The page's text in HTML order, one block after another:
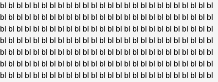
bl bl bl bl bl bl bl bl bl bl bl bl bl bl bl bl bl bl bl bl bl bl bl bl bl bl
bl bl bl bl bl bl bl bl bl bl bl bl bl bl bl bl bl bl bl bl bl bl bl bl bl bl
bl bl bl bl bl bl bl bl bl bl bl bl bl bl bl bl bl bl bl bl bl bl bl bl bl bl
bl bl bl bl bl bl bl bl bl bl bl bl bl bl bl bl bl bl bl bl bl bl bl bl bl bl
bl bl bl bl bl bl bl bl bl bl bl bl bl bl bl bl bl bl bl bl bl bl bl bl bl bl
bl bl bl bl bl bl bl bl bl bl bl bl bl bl bl bl bl bl bl bl bl bl bl bl bl bl
bl bl bl bl bl bl bl bl bl bl bl bl bl bl bl bl bl bl bl bl bl bl bl bl bl bl